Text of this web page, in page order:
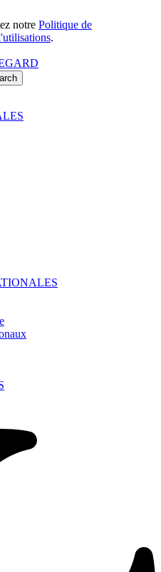
notre Politique de
.